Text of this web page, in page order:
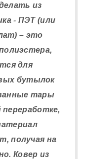
из
- ПЭТ (или
– это
для
бутылок
тары
получая на
Ковер из